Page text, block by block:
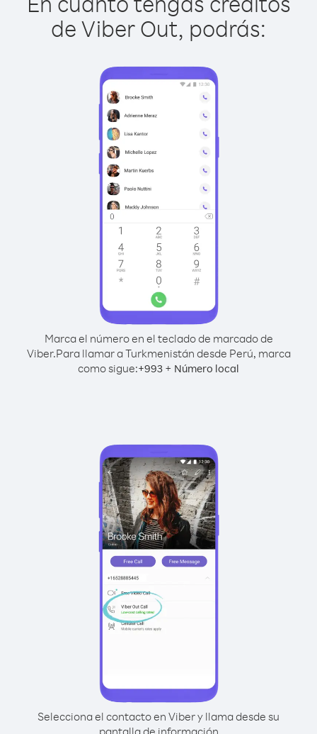
de Viber Out, podrás:
Marca el número en el teclado de marcado de
Viber.Para llamar a Turkmenistán desde Perú, marca
como sigue:+993 + Número local
Selecciona el contacto en Viber y llama desde su
pantalla de información